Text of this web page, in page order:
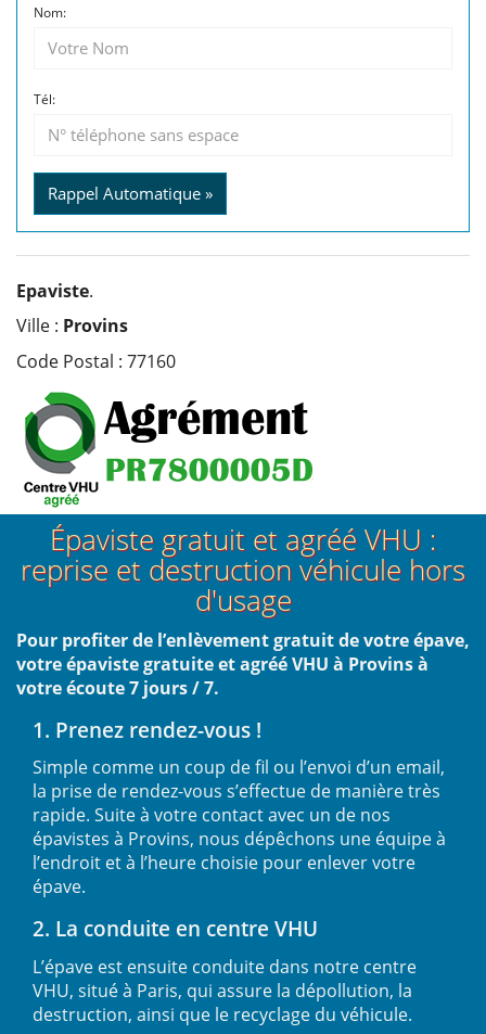
Nom:
Tél:
Rappel Automatique »
Epaviste.
Ville : Provins
Code Postal : 77160
Épaviste gratuit et agréé VHU :
reprise et destruction véhicule hors
d'usage
Pour profiter de l’enlèvement gratuit de votre épave,
votre épaviste gratuite et agréé VHU à Provins à
votre écoute 7 jours / 7.
1. Prenez rendez-vous !
Simple comme un coup de fil ou l’envoi d’un email,
la prise de rendez-vous s’effectue de manière très
rapide. Suite à votre contact avec un de nos
épavistes à Provins, nous dépêchons une équipe à
l’endroit et à l’heure choisie pour enlever votre
épave.
2. La conduite en centre VHU
L’épave est ensuite conduite dans notre centre
VHU, situé à Paris, qui assure la dépollution, la
destruction, ainsi que le recyclage du véhicule.